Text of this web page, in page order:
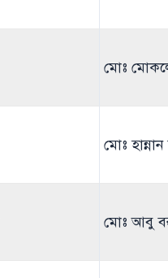
মোঃ
মোঃ
মোঃ আবু